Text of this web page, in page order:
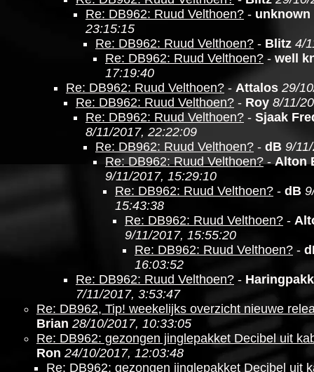
Re: DB962: Ruud Velthoen? - unknown
23:15:15
Re: DB962: Ruud Velthoen? - Blitz 4/
Re: DB962: Ruud Velthoen? - well
17:19:40
Re: DB962: Ruud Velthoen? - Attalos 29/
Re: DB962: Ruud Velthoen? - Roy 8/11/
Re: DB962: Ruud Velthoen? - Sjaak
8/11/2017, 22:22:09
Re: DB962: Ruud Velthoen? - dB 9/
Re: DB962: Ruud Velthoen?-Alton
9/11/2017, 15:29:10
Re: DB962: Ruud Velthoen? - dB
15:43:38
Re: DB962: Ruud Velthoen? -
9/11/2017, 15:55:20
Re: DB962: Ruud Velthoen? -
16:03:52
Re: DB962: Ruud Velthoen? -
7/11/2017, 3:53:47
Re: DB962, Tip! weekelijks overzicht nieuwe
Brian 28/10/2017, 10:33:05
Re: DB962: gezongen jinglepakket Decibel uit
Ron 24/10/2017, 12:03:48
Re: DB962: gezongen jinglepakket Decibel uit